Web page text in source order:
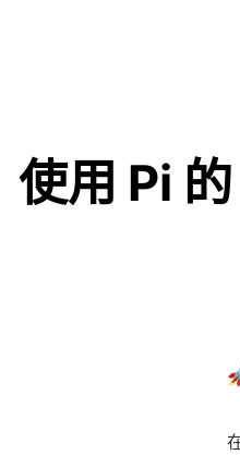
使用 Pi